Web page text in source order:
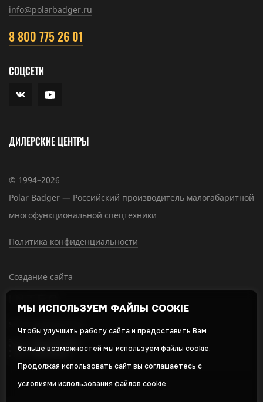
info@polarbadger.ru
8 800 775 26 01
СОЦСЕТИ
ДИЛЕРСКИЕ ЦЕНТРЫ
© 1994–2026
Polar Badger — Российский производитель малогабаритной
многофункциональной спецтехники
Политика конфиденциальности
Создание сайта
МЫ ИСПОЛЬЗУЕМ ФАЙЛЫ COOKIE
Чтобы улучшить работу сайта и предоставить Вам
больше возможностей мы используем файлы cookie.
Продолжая использовать сайт вы соглашаетесь с
условиями использования файлов cookie.